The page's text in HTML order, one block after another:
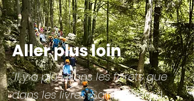
Aller plus loin
"Il y a plus dans les forêts que
dans les livres"Saint Bernard